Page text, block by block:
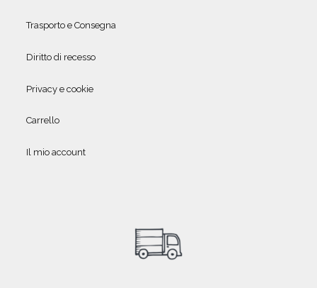
Trasporto e Consegna
Diritto di recesso
Privacy e cookie
Carrello
Il mio account